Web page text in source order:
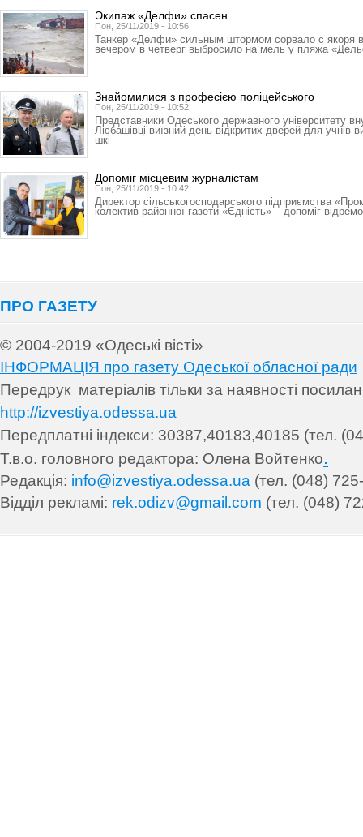
Экипаж «Делфи» спасен
Пон, 25/11/2019 - 10:56
Танкер «Делфи» сильным штормом сорвало с якоря
вечером в четверг выбросило на мель у пляжа
Знайомилися з професією поліцейського
Пон, 25/11/2019 - 10:52
Представники Одеського державного університету
Любашівці виїзний день відкритих дверей для учнів
шкі
Допоміг місцевим журналістам
Пон, 25/11/2019 - 10:42
Директор сільськогосподарського підприємства
колектив районної газети «Єдність» – допоміг
ПРО ГАЗЕТУ
© 2004-2019 «Одеські вісті»
ІНФОРМАЦІЯ про газету Одеської обласної ради
Передрук матеріалів тільки за наявності
http://izvestiya.odessa.ua
Передплатні індекси: 30387,40183,40185 (тел.
Т.в.о. головного редактора: Олена Войтенко.
Редакція: info@izvestiya.odessa.ua (тел. (048)
Відділ рекламі: rek.odizv@gmail.com (тел. (048)